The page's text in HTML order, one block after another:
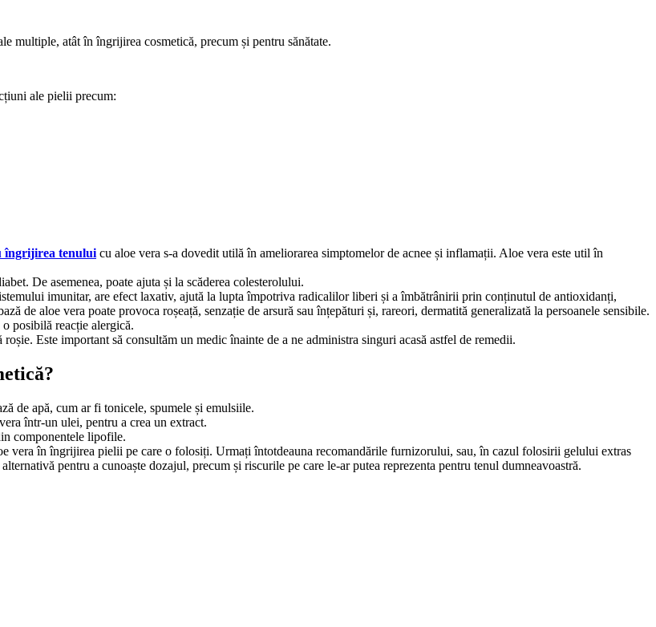
multiple, atât în îngrijirea cosmetică, precum și pentru sănătate.
ale pielii precum:
îngrijirea tenului cu aloe vera s-a dovedit utilă în ameliorarea simptomelor de acnee și inflamații. Aloe vera este util în
De asemenea, poate ajuta și la scăderea colesterolului.
imunitar, are efect laxativ, ajută la lupta împotriva radicalilor liberi și a îmbătrânirii prin conținutul de antioxidanți,
de aloe vera poate provoca roșeață, senzație de arsură sau înțepături și, rareori, dermatită generalizată la persoanele sensibile.
posibilă reacție alergică.
Este important să consultăm un medic înainte de a ne administra singuri acasă astfel de remedii.
de apă, cum ar fi tonicele, spumele și emulsiile.
într-un ulei, pentru a crea un extract.
componentele lipofile.
vera în îngrijirea pielii pe care o folosiți. Urmați întotdeauna recomandările furnizorului, sau, în cazul folosirii gelului extras
pentru a cunoaște dozajul, precum și riscurile pe care le-ar putea reprezenta pentru tenul dumneavoastră.